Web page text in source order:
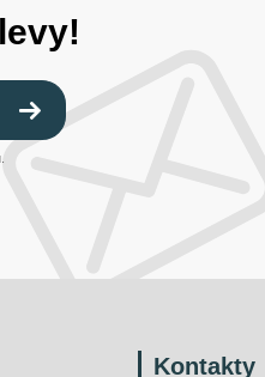
Kontakty